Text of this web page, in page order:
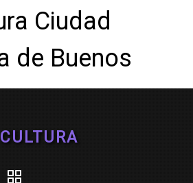
CULTURA